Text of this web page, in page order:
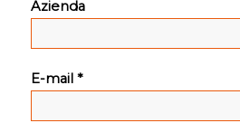
Azienda
E-mail *